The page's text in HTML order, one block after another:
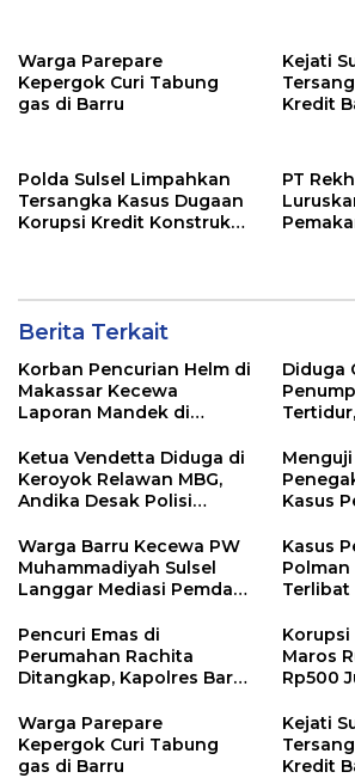
Warga Parepare
Kepergok Curi Tabung
gas di Barru
Kejati
Kredit
Polda Sulsel Limpahkan
Tersangka Kasus Dugaan
Korupsi Kredit Konstruksi
PT
Berita Terkait
Korban Pencurian Helm di
Makassar Kecewa
Laporan Mandek di
Diduga
ke Polisi
Ketua Vendetta Diduga di
Keroyok Relawan MBG,
Andika Desak Polisi
Kasus
Warga Barru Kecewa PW
Muhammadiyah Sulsel
Langgar Mediasi Pemda
Kasus
Polman
Terlibat
Pencuri Emas di
Perumahan Rachita
Ditangkap, Kapolres Barru
Kewaspadaan
Korupsi
Maros
Rp500
Warga Parepare
Kepergok Curi Tabung
gas di Barru
Kejati
Kredit